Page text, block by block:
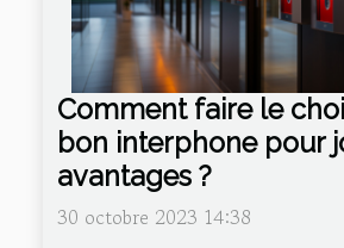
Comment faire le
bon interphone pour
avantages ?
30 octobre 2023 14:38